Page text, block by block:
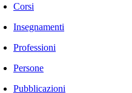
Corsi
Insegnamenti
Professioni
Persone
Pubblicazioni